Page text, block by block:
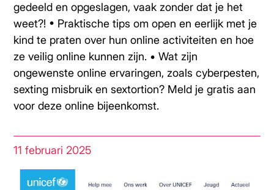
gedeeld en opgeslagen, vaak zonder dat je het
weet?! • Praktische tips om open en eerlijk met je
kind te praten over hun online activiteiten en hoe
ze veilig online kunnen zijn. • Wat zijn
ongewenste online ervaringen, zoals cyberpesten,
sexting misbruik en sextortion? Meld je gratis aan
voor deze online bijeenkomst.
11 februari 2025